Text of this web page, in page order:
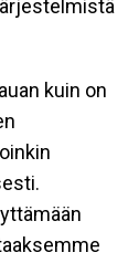
kuin on